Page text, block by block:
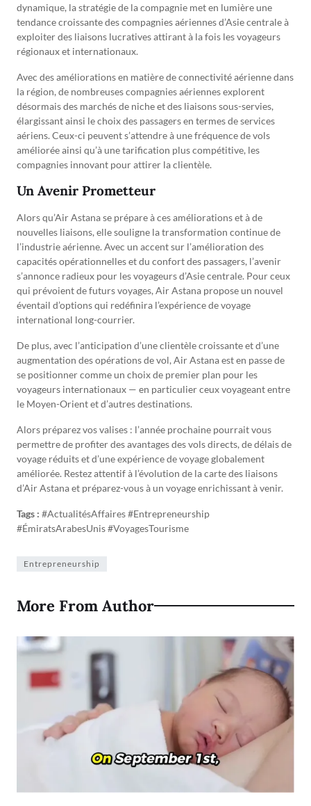
dynamique, la stratégie de la compagnie met en lumière une
tendance croissante des compagnies aériennes d’Asie centrale à
exploiter des liaisons lucratives attirant à la fois les voyageurs
régionaux et internationaux.
Avec des améliorations en matière de connectivité aérienne dans
la région, de nombreuses compagnies aériennes explorent
désormais des marchés de niche et des liaisons sous-servies,
élargissant ainsi le choix des passagers en termes de services
aériens. Ceux-ci peuvent s’attendre à une fréquence de vols
améliorée ainsi qu’à une tarification plus compétitive, les
compagnies innovant pour attirer la clientèle.
Un Avenir Prometteur
Alors qu’Air Astana se prépare à ces améliorations et à de
nouvelles liaisons, elle souligne la transformation continue de
l’industrie aérienne. Avec un accent sur l’amélioration des
capacités opérationnelles et du confort des passagers, l’avenir
s’annonce radieux pour les voyageurs d’Asie centrale. Pour ceux
qui prévoient de futurs voyages, Air Astana propose un nouvel
éventail d’options qui redéfinira l’expérience de voyage
international long-courrier.
De plus, avec l’anticipation d’une clientèle croissante et d’une
augmentation des opérations de vol, Air Astana est en passe de
se positionner comme un choix de premier plan pour les
voyageurs internationaux — en particulier ceux voyageant entre
le Moyen-Orient et d’autres destinations.
Alors préparez vos valises : l’année prochaine pourrait vous
permettre de profiter des avantages des vols directs, de délais de
voyage réduits et d’une expérience de voyage globalement
améliorée. Restez attentif à l’évolution de la carte des liaisons
d’Air Astana et préparez-vous à un voyage enrichissant à venir.
Tags : #ActualitésAffaires #Entrepreneurship
#ÉmiratsArabesUnis #VoyagesTourisme
Entrepreneurship
More From Author